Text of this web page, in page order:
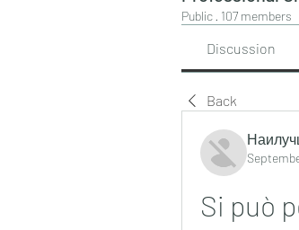
Public · 107 members
Discussion
Back
Si può